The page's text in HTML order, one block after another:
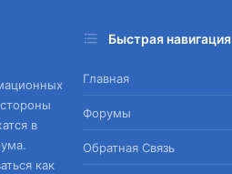
в
как
Быстрая навигация
Главная
Форумы
Обратная Связь